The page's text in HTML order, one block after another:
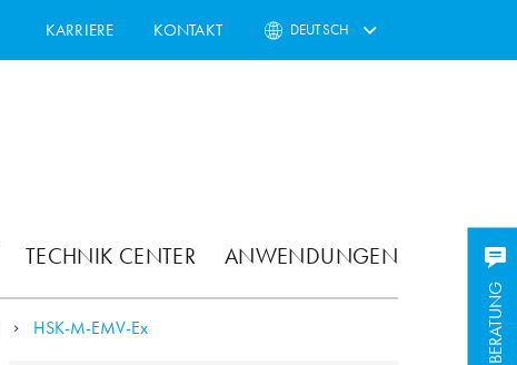
KARRIERE KONTAKT DEUTSCH
TECHNIK CENTER ANWENDUNGEN
BERATUNG
HSK-M-EMV-Ex